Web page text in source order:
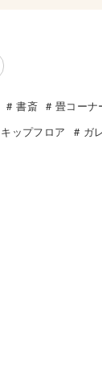
書斎 畳コーナ
ップフロア ガ